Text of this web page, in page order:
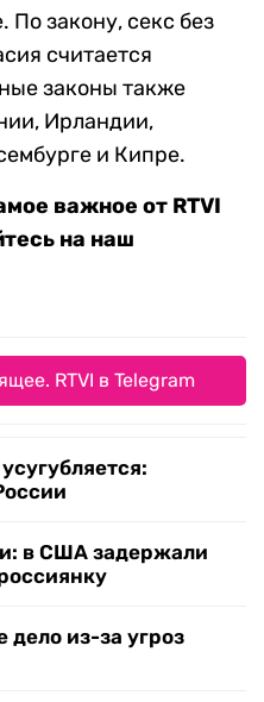
По закону, секс без
считается
законы также
Ирландии,
и Кипре.
важное от RTVI
на наш
RTVI в Telegram
в США задержали
дело из-за угроз